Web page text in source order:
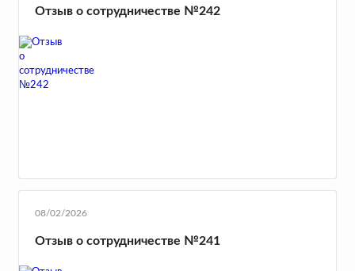
Отзыв о сотрудничестве №242
08/02/2026
Отзыв о сотрудничестве №241